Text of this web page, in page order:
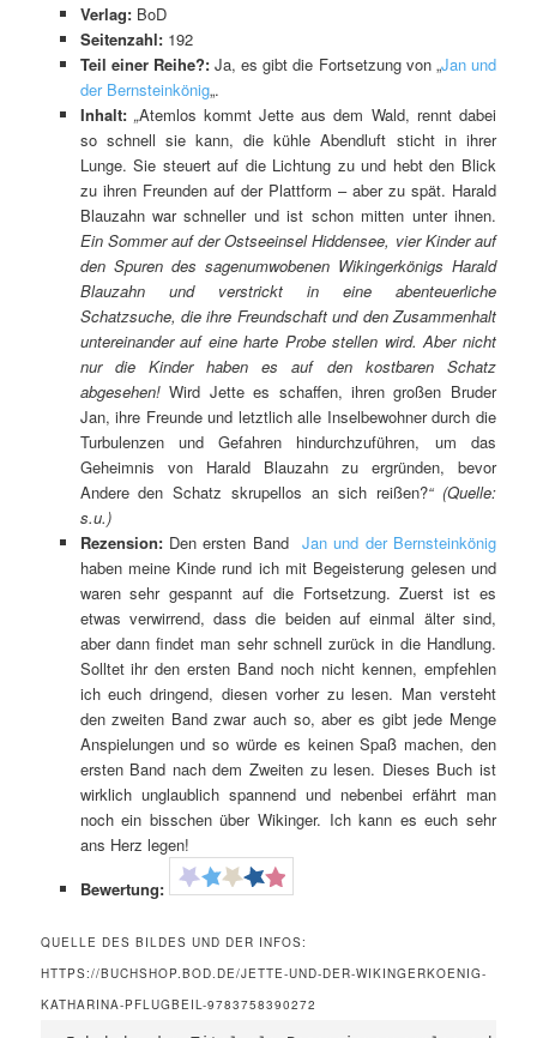
Verlag:BoD
Seitenzahl:192
Teil einer Reihe?: Ja, es gibt die Fortsetzung von „Jan und
der Bernsteinkönig„.
Inhalt: „Atemlos kommt Jette aus dem Wald, rennt dabei
so schnell sie kann, die kühle Abendluft sticht in ihrer
Lunge. Sie steuert auf die Lichtung zu und hebt den Blick
zu ihren Freunden auf der Plattform – aber zu spät. Harald
Blauzahn war schneller und ist schon mitten unter ihnen.
Ein Sommer auf der Ostseeinsel Hiddensee, vier Kinder auf
den Spuren des sagenumwobenen Wikingerkönigs Harald
Blauzahn und verstrickt in eine abenteuerliche
Schatzsuche, die ihre Freundschaft und den Zusammenhalt
untereinander auf eine harte Probe stellen wird. Aber nicht
nur die Kinder haben es auf den kostbaren Schatz
abgesehen!Wird Jette es schaffen, ihren großen Bruder
Jan, ihre Freunde und letztlich alle Inselbewohner durch die
Turbulenzen und Gefahren hindurchzuführen, um das
Geheimnis von Harald Blauzahn zu ergründen, bevor
Andere den Schatz skrupellos an sich reißen?“ (Quelle:
s.u.)
Rezension: Den ersten Band Jan und der Bernsteinkönig
haben meine Kinde rund ich mit Begeisterung gelesen und
waren sehr gespannt auf die Fortsetzung. Zuerst ist es
etwas verwirrend, dass die beiden auf einmal älter sind,
aber dann findet man sehr schnell zurück in die Handlung.
Solltet ihr den ersten Band noch nicht kennen, empfehlen
ich euch dringend, diesen vorher zu lesen. Man versteht
den zweiten Band zwar auch so, aber es gibt jede Menge
Anspielungen und so würde es keinen Spaß machen, den
ersten Band nach dem Zweiten zu lesen. Dieses Buch ist
wirklich unglaublich spannend und nebenbei erfährt man
noch ein bisschen über Wikinger. Ich kann es euch sehr
ans Herz legen!
Bewertung:
QUELLE DES BILDES UND DER INFOS:
HTTPS://BUCHSHOP.BOD.DE/JETTE-UND-DER-WIKINGERKOENIG-
KATHARINA-PFLUGBEIL-9783758390272